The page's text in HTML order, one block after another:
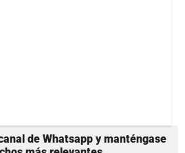
de Whatsapp y manténgase